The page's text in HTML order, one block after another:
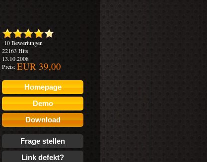
10 Bewertungen
22163 Hits
13.10.2008
Preis:EUR 39,00
Homepage
Demo
Download
Frage stellen
Link defekt?